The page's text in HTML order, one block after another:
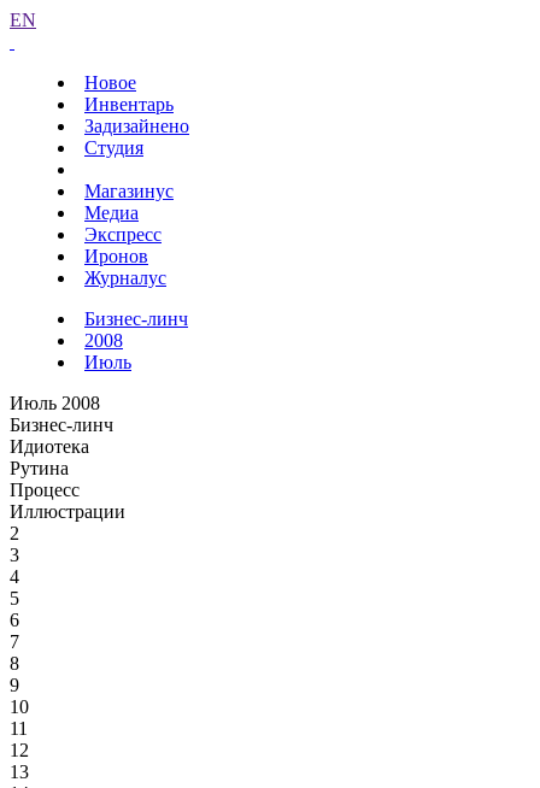
EN
Новое
Инвентарь
Задизайнено
Студия
Магазинус
Медиа
Экспресс
Иронов
Журналус
Бизнес-линч
2008
Июль
Июль 2008
Бизнес-линч
Идиотека
Рутина
Процесс
Иллюстрации
2
3
4
5
6
7
8
9
10
11
12
13